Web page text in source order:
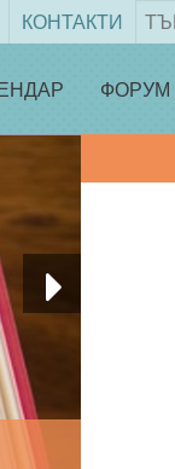
КОНТАКТИ
ФОРУМ